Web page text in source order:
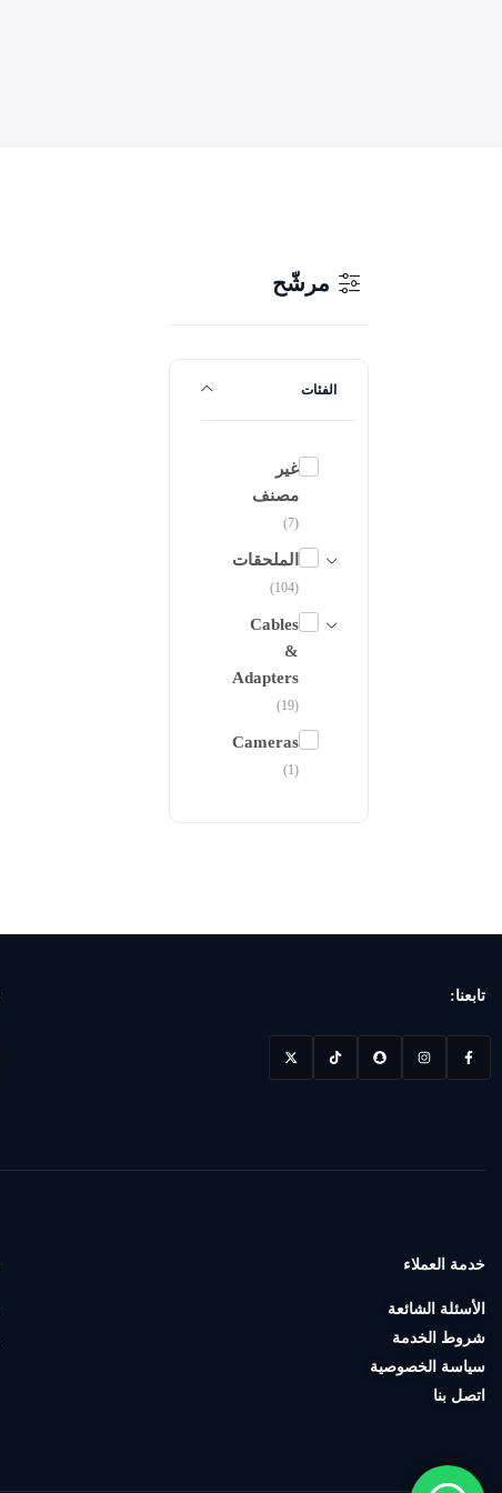
مرشّح
الفئات
غير
مصنف
(7)
الملحقات
(104)
Cables
&
Adapters
(19)
Cameras
(1)
الاذن(8)
ملحقات
الألعاب
تابعنا:
خدمة العملاء
الأسئلة الشائعة
شروط الخدمة
سياسة الخصوصية
اتصل بنا